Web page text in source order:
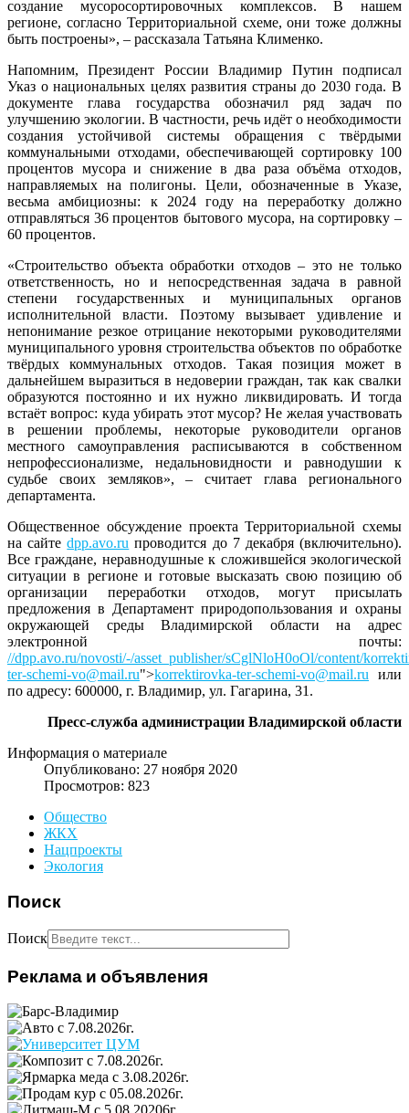
создание мусоросортировочных комплексов. В нашем
регионе, согласно Территориальной схеме, они тоже должны
быть построены», – рассказала Татьяна Клименко.
Напомним, Президент России Владимир Путин подписал
Указ о национальных целях развития страны до 2030 года. В
документе глава государства обозначил ряд задач по
улучшению экологии. В частности, речь идёт о необходимости
создания устойчивой системы обращения с твёрдыми
коммунальными отходами, обеспечивающей сортировку 100
процентов мусора и снижение в два раза объёма отходов,
направляемых на полигоны. Цели, обозначенные в Указе,
весьма амбициозны: к 2024 году на переработку должно
отправляться 36 процентов бытового мусора, на сортировку –
60 процентов.
«Строительство объекта обработки отходов – это не только
ответственность, но и непосредственная задача в равной
степени государственных и муниципальных органов
исполнительной власти. Поэтому вызывает удивление и
непонимание резкое отрицание некоторыми руководителями
муниципального уровня строительства объектов по обработке
твёрдых коммунальных отходов. Такая позиция может в
дальнейшем выразиться в недоверии граждан, так как свалки
образуются постоянно и их нужно ликвидировать. И тогда
встаёт вопрос: куда убирать этот мусор? Не желая участвовать
в решении проблемы, некоторые руководители органов
местного самоуправления расписываются в собственном
непрофессионализме, недальновидности и равнодушии к
судьбе своих земляков», – считает глава регионального
департамента.
Общественное обсуждение проекта Территориальной схемы
на сайтеdpp.avo.ru проводится до 7 декабря (включительно).
Все граждане, неравнодушные к сложившейся экологической
ситуации в регионе и готовые высказать свою позицию об
организации переработки отходов, могут присылать
предложения в Департамент природопользования и охраны
окружающей среды Владимирской области на адрес
электронной почты:
//dpp.avo.ru/novosti/-/asset_publisher/sCglNloH0oOl/content/
ter-schemi-vo@mail.ru">korrektirovka-ter-schemi-vo@mail.ru или
по адресу: 600000, г. Владимир, ул. Гагарина, 31.
Пресс-служба администрации Владимирской области
Информация о материале
Опубликовано: 27 ноября 2020
Просмотров: 823
Общество
ЖКХ
Нацпроекты
Экология
Поиск
Поиск
Реклама и объявления